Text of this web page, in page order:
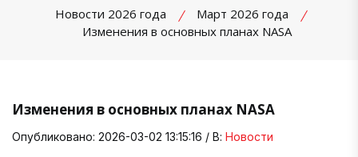
Новости 2026 года
Март 2026 года
Изменения в основных планах NASA
Изменения в основных планах NASA
Опубликовано: 2026-03-02 13:15:16 / В: Новости